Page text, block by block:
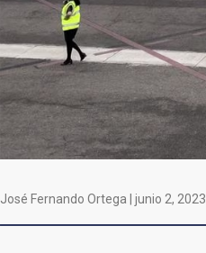
José Fernando Ortega | junio 2, 2023